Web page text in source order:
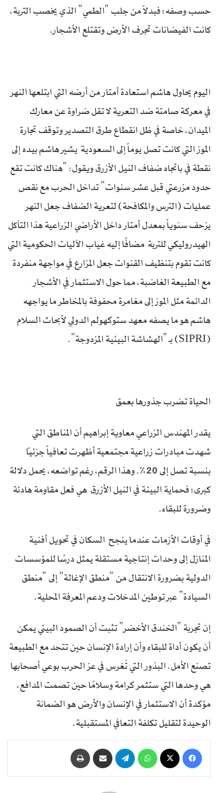
حسب وصفه؛ فبدلاً من جلب “الطمي” الذي يخصب التربة،
كانت الفيضانات تجرف الأرض وتقتلع الأشجار.
اليوم يحاول هاشم استعادة أمتار من أرضه التي ابتلعها النهر
في معركة صامتة ضد التعرية لا تقل ضراوة عن معارك
الميدان، خاصة في ظل انقطاع طرق التصدير وتوقف تجارة
الموز التي كانت تصل يوماً إلى السعودية يشير هاشم بيده إلى
نقطة في باتجاه ضفاف النيل الأزرق ويقول: “هناك كانت تقع
حدود مزرعتي قبل عشر سنوات” تداخل الحرب مع نقص
عمليات (الترس والمكافحة) لتعرية الضفاف جعل النهر
يزحف سنوياً بمعدل أمتار داخل الأراضي الزراعية هذا التآكل
الهيدروليكي للتربة مضافًا إليه غياب الآليات الحكومية التي
كانت تقوم بتنظيف القنوات جعل المزارع في مواجهة منفردة
مع الطبيعة الغاضبة، مما حول الاستثمار في الأشجار
الدائمة مثل الموز إلى مغامرة محفوفة بالمخاطر ما يواجهه
هاشم هو ما يصفه معهد ستوكهولم الدولي لأبحاث السلام
(SIPRI) بـ “الهشاشة البيئية المزدوجة”.
الحياة تضرب جذورها بعمق
يقدر المهندس الزراعي معاوية إبراهيم أن المناطق التي
شهدت مبادرات زراعية مجتمعية أظهرت تعافياً جزئياً
بنسبة تصل إلى 20%. وهذا الرقم، رغم تواضعه، يحمل دلالة
كبرى؛ فحماية البيئة في النيل الأزرق هي فعل مقاومة هادئة
وضرورة للبقاء.
في أوقات الأزمات عندما ينجح السكان في تحويل أفنية
المنازل إلى وحدات إنتاجية مستقلة يمثل درسًا للمؤسسات
الدولية بضرورة الانتقال من “منطق الإغاثة” إلى “منطق
السيادة” عبر توطين المدخلات ودعم المعرفة المحلية.
إن تجربة “الخندق الأخضر” تثبت أن الصمود البيئي يمكن
أن يكون أداة للبقاء وأن إرادة الإنسان حين تتحد مع الطبيعة
تصنع الأمل. البذور التي تُغرس في عز الحرب بوعي أصحابها
هي وحدها التي ستثمر كرامة وسلامًا حين تصمت المدافع،
مؤكدة أن الاستثمار في الإنسان والأرض هو الضمانة
الوحيدة لتقليل تكلفة التعافي المستقبلية.